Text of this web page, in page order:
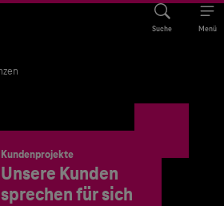
Suche Menü
Kundenprojekte
Unsere Kunden
sprechen für sich